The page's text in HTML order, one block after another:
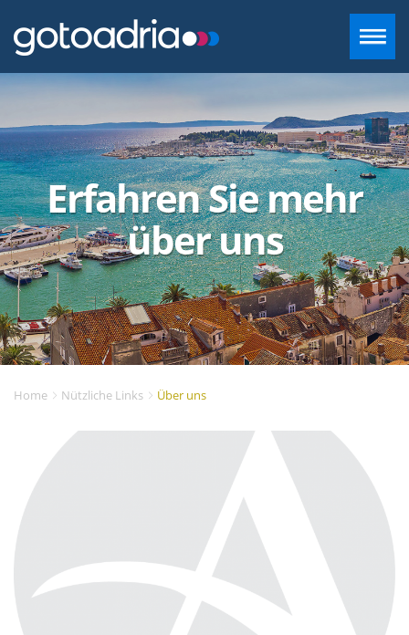
UNTERKUNFT IN DALMATIEN
REISEZIELE
CONTACT
+385 97 720 2882
INFO@GOTOADRIA.COM
DE
Erfahren Sie mehr
über uns
Home Nützliche Links Über uns